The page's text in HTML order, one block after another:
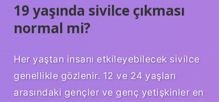
19 yaşında sivilce çıkması
normal mi?
Her yaştan insanı etkileyebilecek sivilce
genellikle gözlenir. 12 ve 24 yaşları
arasındaki gençler ve genç yetişkinler en